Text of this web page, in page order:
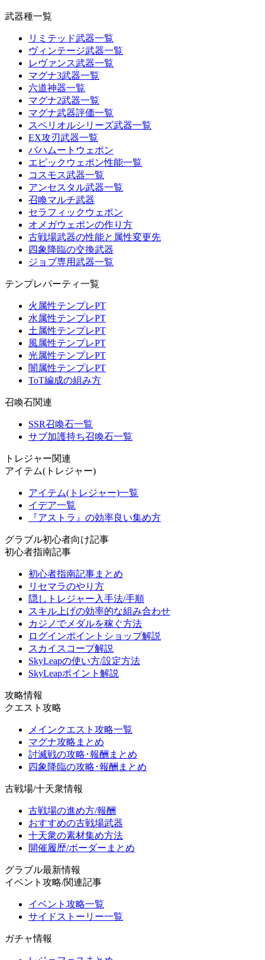
武器種一覧
リミテッド武器一覧
ヴィンテージ武器一覧
レヴァンス武器一覧
マグナ3武器一覧
六道神器一覧
マグナ2武器一覧
マグナ武器評価一覧
スペリオルシリーズ武器一覧
EX攻刃武器一覧
バハムートウェポン
エピックウェポン性能一覧
コスモス武器一覧
アンセスタル武器一覧
召喚マルチ武器
セラフィックウェポン
オメガウェポンの作り方
古戦場武器の性能と属性変更先
四象降臨の交換武器
ジョブ専用武器一覧
テンプレパーティ一覧
火属性テンプレPT
水属性テンプレPT
土属性テンプレPT
風属性テンプレPT
光属性テンプレPT
闇属性テンプレPT
ToT編成の組み方
召喚石関連
SSR召喚石一覧
サブ加護持ち召喚石一覧
トレジャー関連
アイテム(トレジャー)
アイテム(トレジャー)一覧
イデア一覧
『アストラ』の効率良い集め方
グラブル初心者向け記事
初心者指南記事
初心者指南記事まとめ
リセマラのやり方
隠しトレジャー入手法/手順
スキル上げの効率的な組み合わせ
カジノでメダルを稼ぐ方法
ログインポイントショップ解説
スカイスコープ解説
SkyLeapの使い方/設定方法
SkyLeapポイント解説
攻略情報
クエスト攻略
メインクエスト攻略一覧
マグナ攻略まとめ
討滅戦の攻略･報酬まとめ
四象降臨の攻略･報酬まとめ
古戦場/十天衆情報
古戦場の進め方/報酬
おすすめの古戦場武器
十天衆の素材集め方法
開催履歴/ボーダーまとめ
グラブル最新情報
イベント攻略/関連記事
イベント攻略一覧
サイドストーリー一覧
ガチャ情報